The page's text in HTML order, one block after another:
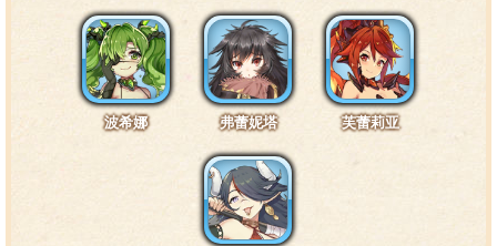
波希娜 弗蕾妮塔 芙蕾莉亚